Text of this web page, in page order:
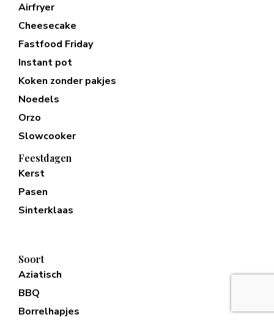
Airfryer
Cheesecake
Fastfood Friday
Instant pot
Koken zonder pakjes
Noedels
Orzo
Slowcooker
Feestdagen
Kerst
Pasen
Sinterklaas
Soort
Aziatisch
BBQ
Borrelhapjes